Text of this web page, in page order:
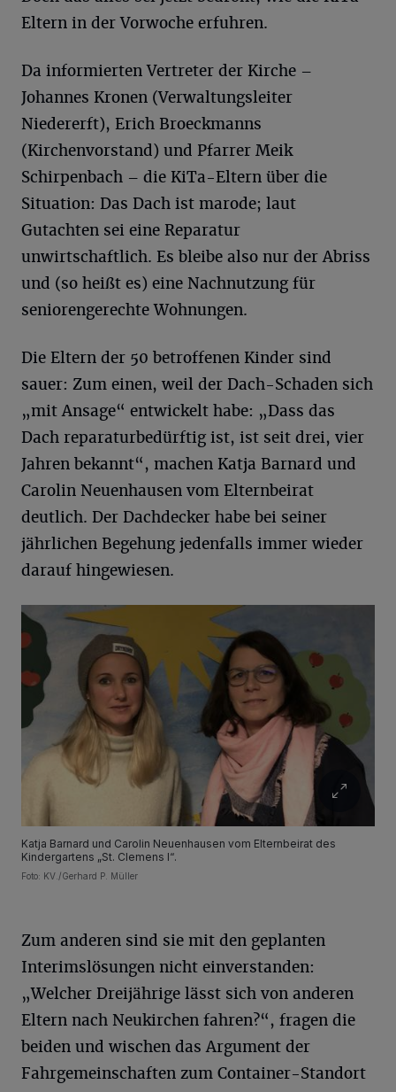
Eltern in der Vorwoche erfuhren.
Da informierten Vertreter der Kirche –
Johannes Kronen (Verwaltungsleiter
Niedererft), Erich Broeckmanns
(Kirchenvorstand) und Pfarrer Meik
Schirpenbach – die KiTa-Eltern über die
Situation: Das Dach ist marode; laut
Gutachten sei eine Reparatur
unwirtschaftlich. Es bleibe also nur der Abriss
und (so heißt es) eine Nachnutzung für
seniorengerechte Wohnungen.
Die Eltern der 50 betroffenen Kinder sind
sauer: Zum einen, weil der Dach-Schaden sich
„mit Ansage“ entwickelt habe: „Dass das
Dach reparaturbedürftig ist, ist seit drei, vier
Jahren bekannt“, machen Katja Barnard und
Carolin Neuenhausen vom Elternbeirat
deutlich. Der Dachdecker habe bei seiner
jährlichen Begehung jedenfalls immer wieder
darauf hingewiesen.
Katja Barnard und Carolin Neuenhausen vom Elternbeirat des
Kindergartens „St. Clemens I“.
Foto: KV./Gerhard P. Müller
Zum anderen sind sie mit den geplanten
Interimslösungen nicht einverstanden:
„Welcher Dreijährige lässt sich von anderen
Eltern nach Neukirchen fahren?“, fragen die
beiden und wischen das Argument der
Fahrgemeinschaften zum Container-Standort